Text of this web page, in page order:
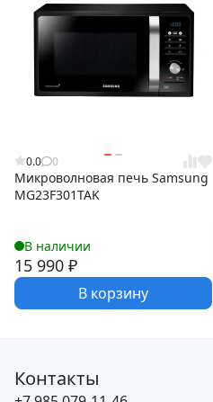
0.0 0
Микроволновая печь Samsung
MG23F301TAK
В наличии
15 990 ₽
В корзину
Контакты